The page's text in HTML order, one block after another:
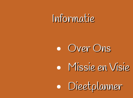
Informatie
Over Ons
Missie en Visie
Dieetplanner